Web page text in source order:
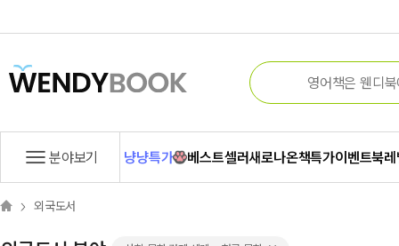
분야보기 냥냥특가 베스트셀러새로나온책특가이벤트북
외국도서